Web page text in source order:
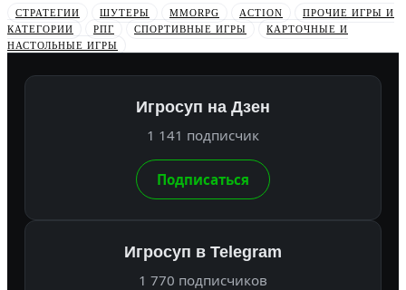
СТРАТЕГИИ ШУТЕРЫ MMORPG ACTION
ПРОЧИЕ ИГРЫ И
КАТЕГОРИИ
РПГ СПОРТИВНЫЕ ИГРЫ
КАРТОЧНЫЕ И
НАСТОЛЬНЫЕ ИГРЫ
Игросуп на Дзен
1 141 подписчик
Подписаться
Игросуп в Telegram
1 770 подписчиков